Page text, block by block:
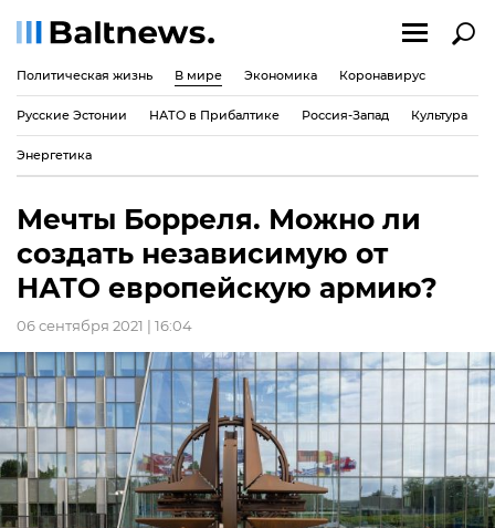
Политическая жизнь В мире Экономика Коронавирус
Русские Эстонии НАТО в Прибалтике Россия-Запад Культура
Энергетика
Мечты Борреля. Можно ли
создать независимую от
НАТО европейскую армию?
06 сентября 2021 | 16:04